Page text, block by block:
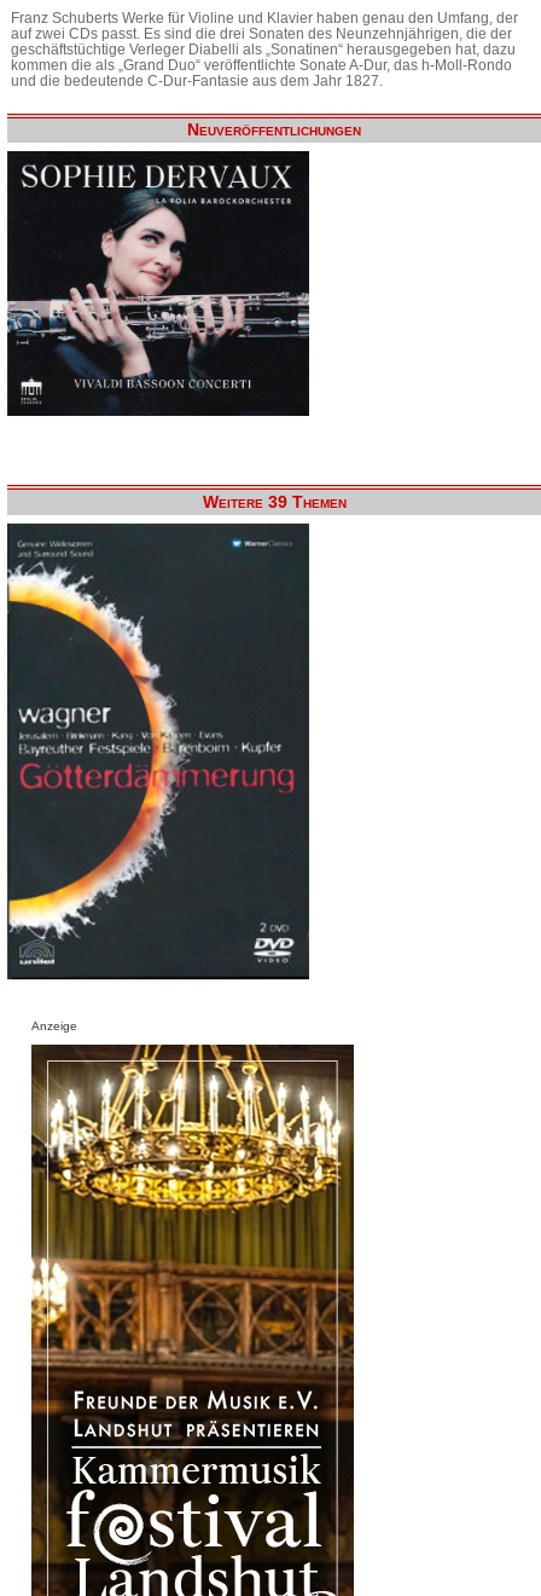
Franz Schuberts Werke für Violine und Klavier haben genau den Umfang, der
auf zwei CDs passt. Es sind die drei Sonaten des Neunzehnjährigen, die der
geschäftstüchtige Verleger Diabelli als „Sonatinen“ herausgegeben hat, dazu
kommen die als „Grand Duo“ veröffentlichte Sonate A-Dur, das h-Moll-Rondo
und die bedeutende C-Dur-Fantasie aus dem Jahr 1827.
Neuveröffentlichungen
Weitere 39 Themen
Anzeige